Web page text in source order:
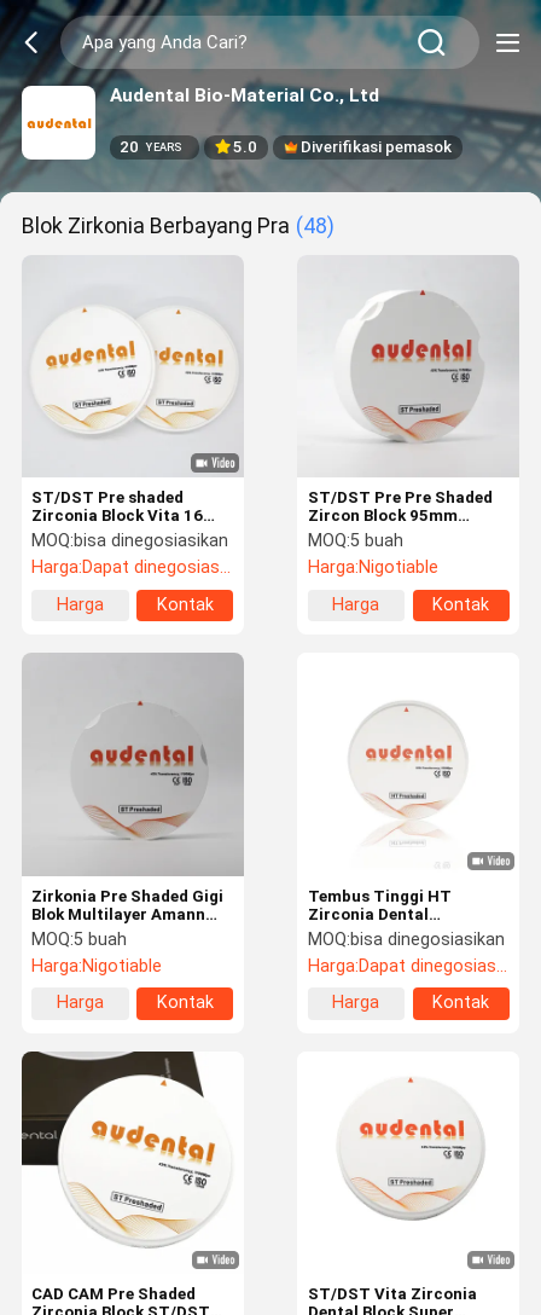
Audental Bio-Material Co., Ltd
20 YEARS 5.0 Diverifikasi pemasok
Blok Zirkonia Berbayang Pra (48)
ST/DST Pre shaded
Zirconia Block Vita 16
Zirconia CAD CAM Bahan
ISO
MOQ:bisa dinegosiasikan
Harga:Dapat dinegosiasikan
Harga
Kontak
ST/DST Pre Pre Shaded
Zircon Block 95mm
Cadcam Dental Disc Lab
Milling
MOQ:5 buah
Harga:Nigotiable
Harga
Kontak
Zirkonia Pre Shaded Gigi
Blok Multilayer Amann
Girrbach Zirkonia
MOQ:5 buah
Harga:Nigotiable
Harga
Kontak
Tembus Tinggi HT
Zirconia Dental
Memblokir Material CAD
CAM
MOQ:bisa dinegosiasikan
Harga:Dapat dinegosiasikan
Harga
Kontak
CAD CAM Pre Shaded
ST/DST Vita Zirconia